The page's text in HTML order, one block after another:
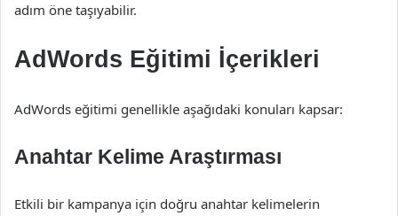
adım öne taşıyabilir.
AdWords Eğitimi İçerikleri
AdWords eğitimi genellikle aşağıdaki konuları kapsar:
Anahtar Kelime Araştırması
Etkili bir kampanya için doğru anahtar kelimelerin